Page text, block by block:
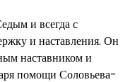
и всегда с
и наставления. Он
наставником и
помощи Соловьева-